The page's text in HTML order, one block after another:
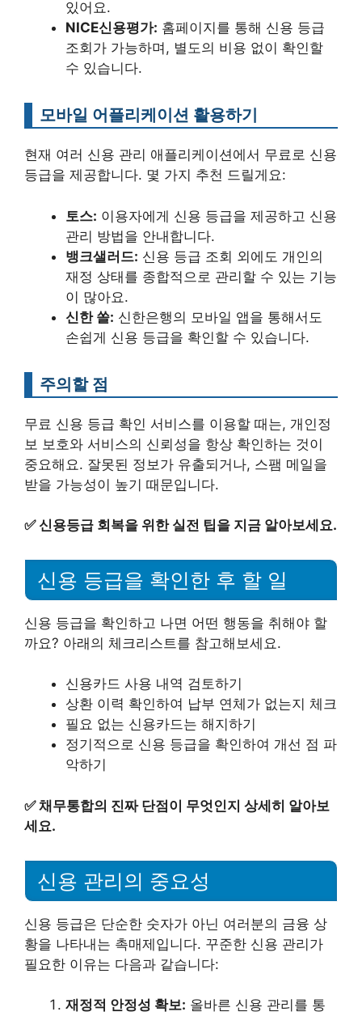
있어요.
NICE신용평가: 홈페이지를 통해 신용 등급
조회가 가능하며, 별도의 비용 없이 확인할
수 있습니다.
모바일 어플리케이션 활용하기
현재 여러 신용 관리 애플리케이션에서 무료로 신용
등급을 제공합니다. 몇 가지 추천 드릴게요:
토스: 이용자에게 신용 등급을 제공하고 신용
관리 방법을 안내합니다.
뱅크샐러드: 신용 등급 조회 외에도 개인의
재정 상태를 종합적으로 관리할 수 있는 기능
이 많아요.
신한 쏠: 신한은행의 모바일 앱을 통해서도
손쉽게 신용 등급을 확인할 수 있습니다.
주의할 점
무료 신용 등급 확인 서비스를 이용할 때는, 개인정
보 보호와 서비스의 신뢰성을 항상 확인하는 것이
중요해요. 잘못된 정보가 유출되거나, 스팸 메일을
받을 가능성이 높기 때문입니다.
✅신용등급 회복을 위한 실전 팁을 지금 알아보세요.
신용 등급을 확인한 후 할 일
신용 등급을 확인하고 나면 어떤 행동을 취해야 할
까요? 아래의 체크리스트를 참고해보세요.
신용카드 사용 내역 검토하기
상환 이력 확인하여 납부 연체가 없는지 체크
필요 없는 신용카드는 해지하기
정기적으로 신용 등급을 확인하여 개선 점 파
악하기
✅채무통합의 진짜 단점이 무엇인지 상세히 알아보
세요.
신용 관리의 중요성
신용 등급은 단순한 숫자가 아닌 여러분의 금융 상
황을 나타내는 촉매제입니다. 꾸준한 신용 관리가
필요한 이유는 다음과 같습니다:
재정적 안정성 확보: 올바른 신용 관리를 통